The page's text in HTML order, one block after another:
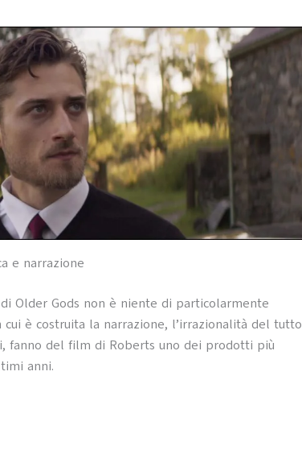
e narrazione
Older Gods non è niente di particolarmente
è costruita la narrazione, l’irrazionalità del tutto
fanno del film di Roberts uno dei prodotti più
anni.